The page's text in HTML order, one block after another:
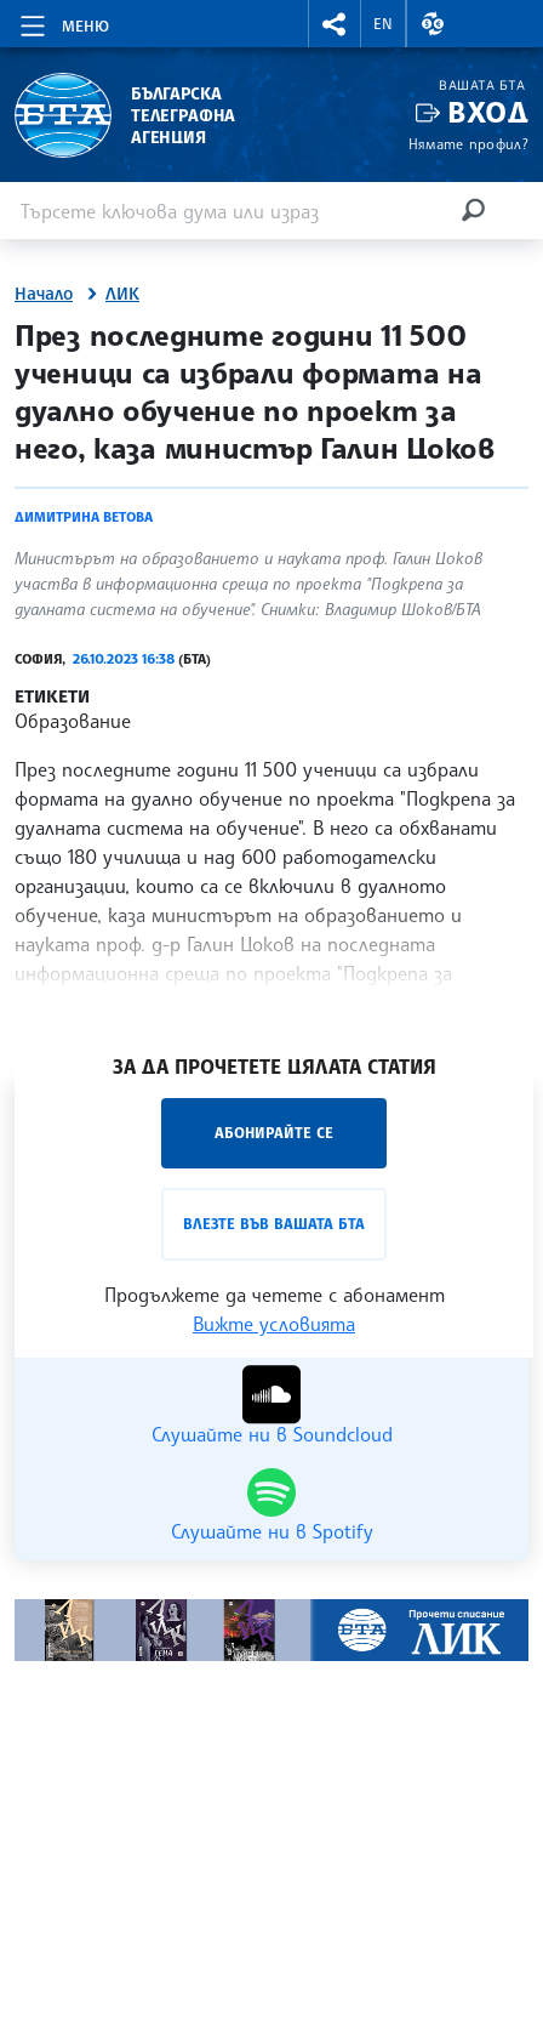
МЕНЮ
RIGHTMENU.SOCIAL
EN
ВАЛУТНИ
БЪЛГАРСКА
ТЕЛЕГРАФНА
АГЕНЦИЯ
ВАШАТА БТА
ВХОД
Нямате профил?
Начало ЛИК
site.bta
През последните години 11 500
ученици са избрали формата на
дуално обучение по проект за
него, каза министър Галин Цоков
ДИМИТРИНА ВЕТОВА
Министърът на образованието и науката проф. Галин Цоков
участва в информационна среща по проекта "Подкрепа за
дуалната система на обучение". Снимки: Владимир Шоков/БТА
СОФИЯ, 26.10.2023 16:38 (БТА)
ЕТИКЕТИ
Образование
През последните години 11 500 ученици са избрали
формата на дуално обучение по проекта "Подкрепа за
дуалната система на обучение". В него са обхванати
също 180 училища и над 600 работодателски
организации, които са се включили в дуалното
обучение, каза министърът на образованието и
науката проф. д-р Галин Цоков на последната
информационна среща по проекта "Подкрепа за
ЗА ДА ПРОЧЕТЕТЕ ЦЯЛАТА СТАТИЯ
АБОНИРАЙТЕ СЕ
ВЛЕЗТЕ ВЪВ ВАШАТА БТА
Продължете да четете с абонамент
Вижте условията
„Час ЛИК“ на БТА е мястото за срещи отблизо с
Гледайте ни в YouTube
Слушайте ни в Soundcloud
Слушайте ни в Spotify